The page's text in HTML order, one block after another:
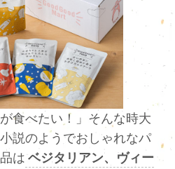
食べたい！」そんな時大
説のようでおしゃれなパ
は ベジタリアン、ヴィー